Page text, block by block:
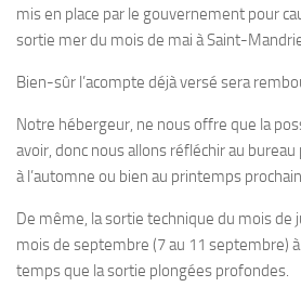
Encadrement
Plouf
ECOLE DE PLONGEE
Formations
Plongeur N1
Plongeur N2
mis en place par le gouvernement pour
sortie mer du mois de mai à Saint-
Bien-sûr l’acompte déjà versé sera
Notre hébergeur, ne nous offre que la
avoir, donc nous allons réfléchir au
à l’automne ou bien au printemps
De même, la sortie technique du mois de
mois de septembre (7 au 11 septembre)
temps que la sortie plongées profondes.